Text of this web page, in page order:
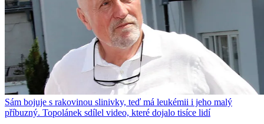
Sám bojuje s rakovinou slinivky, teď má leukémii i jeho malý
příbuzný. Topolánek sdílel video, které dojalo tisíce lidí